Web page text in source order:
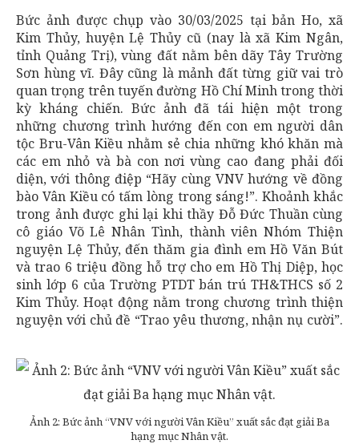
Bức ảnh được chụp vào 30/03/2025 tại bản Ho, xã
Kim Thủy, huyện Lệ Thủy cũ (nay là xã Kim Ngân,
tỉnh Quảng Trị), vùng đất nằm bên dãy Tây Trường
Sơn hùng vĩ. Đây cũng là mảnh đất từng giữ vai trò
quan trọng trên tuyến đường Hồ Chí Minh trong thời
kỳ kháng chiến. Bức ảnh đã tái hiện một trong
những chương trình hướng đến con em người dân
tộc Bru-Vân Kiều nhằm sẻ chia những khó khăn mà
các em nhỏ và bà con nơi vùng cao đang phải đối
diện, với thông điệp “Hãy cùng VNV hướng về đồng
bào Vân Kiều có tấm lòng trong sáng!”. Khoảnh khắc
trong ảnh được ghi lại khi thầy Đỗ Đức Thuần cùng
cô giáo Võ Lê Nhân Tình, thành viên Nhóm Thiện
nguyện Lệ Thủy, đến thăm gia đình em Hồ Văn Bút
và trao 6 triệu đồng hỗ trợ cho em Hồ Thị Diệp, học
sinh lớp 6 của Trường PTDT bán trú TH&THCS số 2
Kim Thủy. Hoạt động nằm trong chương trình thiện
nguyện với chủ đề “Trao yêu thương, nhận nụ cười”.
Ảnh 2: Bức ảnh “VNV với người Vân Kiều” xuất sắc đạt giải Ba
hạng mục Nhân vật.